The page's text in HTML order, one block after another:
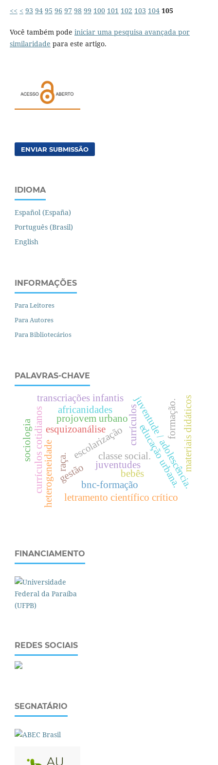
<< < 93 94 95 96 97 98 99 100 101 102 103 104 105
Você também pode iniciar uma pesquisa avançada por
similaridade para este artigo.
ENVIAR SUBMISSÃO
IDIOMA
Español (España)
Português (Brasil)
English
INFORMAÇÕES
Para Leitores
Para Autores
Para Bibliotecários
PALAVRAS-CHAVE
currículos
projovem urbano juventude / adolescência.
e
d
u
c
a
ç
ã
o
u
r
b
a
n
a
.
classe social.
raça.
gestão juventudes
escolarização
heterogeneidade letramento científico crítico
materiais didáticos
currículos cotidianos esquizoanálise formação.
bebês
transcriações infantis
africanidades
bnc-formação
sociologia
FINANCIAMENTO
REDES SOCIAIS
SEGNATÁRIO